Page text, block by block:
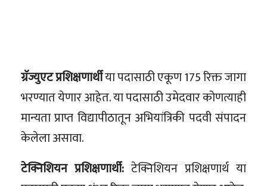
ग्रॅज्युएट प्रशिक्षणार्थीया पदासाठी एकूण 175 रिक्त जागा
भरण्यात येणार आहेत. या पदासाठी उमेदवार कोणत्याही
मान्यता प्राप्त विद्यापीठातून अभियांत्रिकी पदवी संपादन
केलेला असावा.
टेक्निशियन प्रशिक्षणार्थी: टेक्निशियन प्रशिक्षणार्थ या